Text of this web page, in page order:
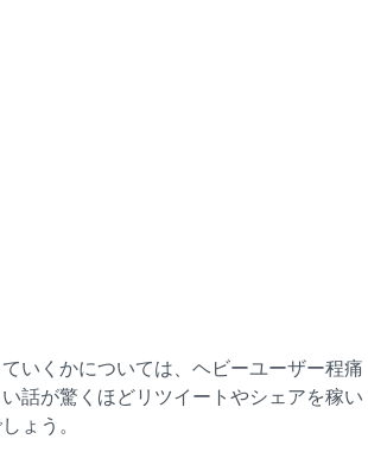
いくかについては、ヘビーユーザー程痛
話が驚くほどリツイートやシェアを稼い
ょう。